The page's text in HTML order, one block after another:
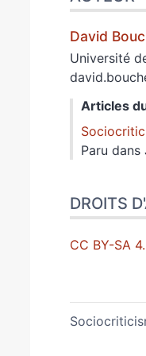
David
Université
Articles
Paru dans
DROITS
CC BY-SA